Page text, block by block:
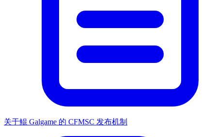
关于鲲 Galgame 的 CFMSC 发布机制